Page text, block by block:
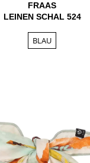
FRAAS
LEINEN SCHAL 524
BLAU